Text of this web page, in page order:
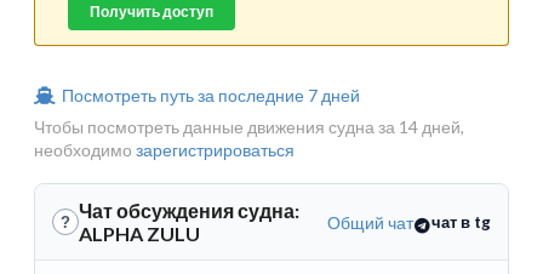
Получить доступ
Посмотреть путь за последние 7 дней
Чтобы посмотреть данные движения судна за 14 дней,
необходимо зарегистрироваться
? Чат обсуждения судна:
ALPHA ZULU
Общий чат чат в tg